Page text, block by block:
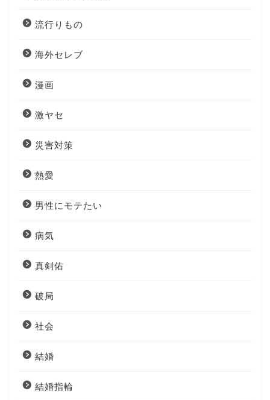
流行りもの
海外セレブ
漫画
激ヤセ
災害対策
熱愛
男性にモテたい
病気
真剣佑
破局
社会
結婚
結婚指輪